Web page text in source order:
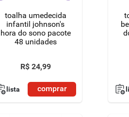
toalha umedecida
infantil johnson's
hora do sono pacote
48 unidades
R$ 24,99
lista comprar